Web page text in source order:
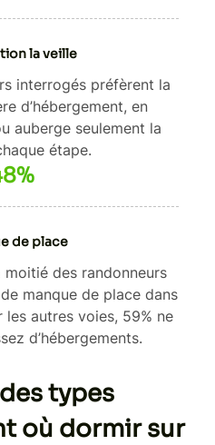
la veille
interrogés préfèrent la
d’hébergement, en
auberge seulement la
étape.
de place
moitié des randonneurs
manque de place dans
les autres voies, 59% ne
d’hébergements.
types
où dormir sur